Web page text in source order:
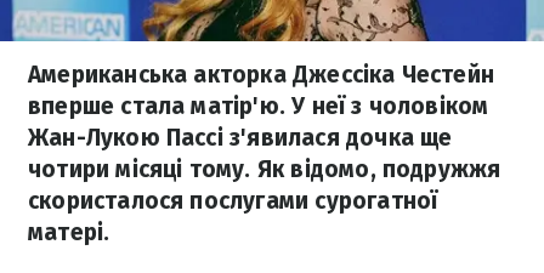
Американська акторка Джессіка Честейн
вперше стала матір'ю. У неї з чоловіком
Жан-Лукою Пассі з'явилася дочка ще
чотири місяці тому. Як відомо, подружжя
скористалося послугами сурогатної
матері.